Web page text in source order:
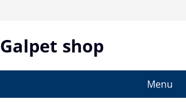
Galpet shop
Menu